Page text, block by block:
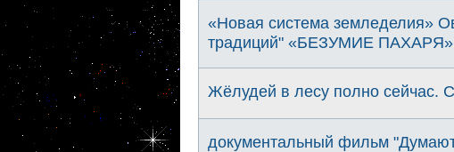
«Новая система земледелия»
традиций" «БЕЗУМИЕ ПАХАРЯ»
Жёлудей в лесу полно сейчас.
документальный фильм